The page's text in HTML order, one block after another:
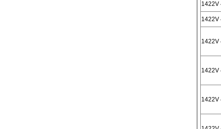
1422V
1422V
1422V
1422V
1422V